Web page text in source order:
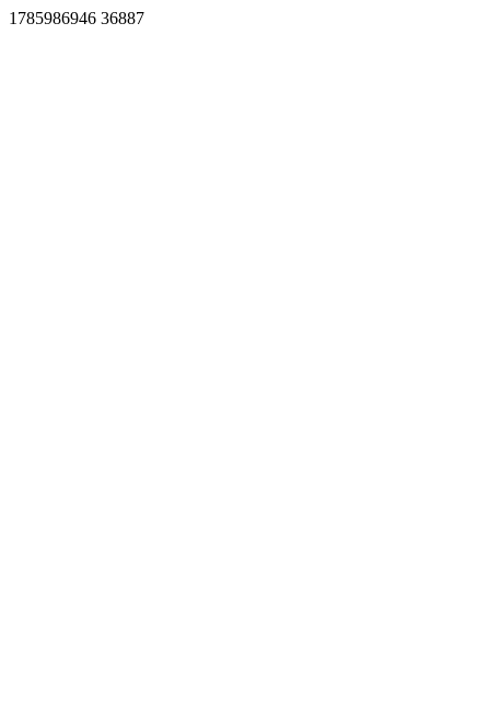
1785986946 36887